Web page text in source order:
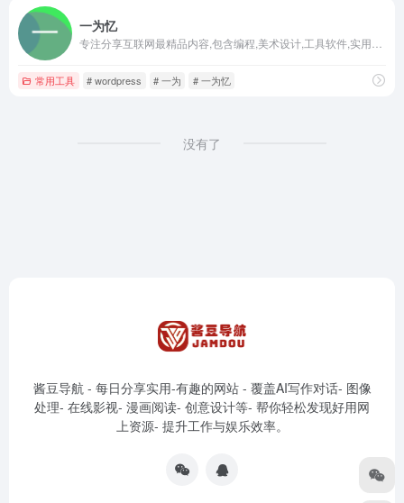
一为忆
常用工具 # wordpress # 一为 # 一为忆
没有了
酱豆导航 - 每日分享实用-有趣的网站 - 覆盖AI写作对话- 图像
处理- 在线影视- 漫画阅读- 创意设计等- 帮你轻松发现好用网
上资源- 提升工作与娱乐效率。